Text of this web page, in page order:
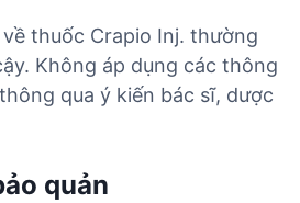
thuốc Crapio Inj. thường
Không áp dụng các thông
qua ý kiến bác sĩ, dược
quản